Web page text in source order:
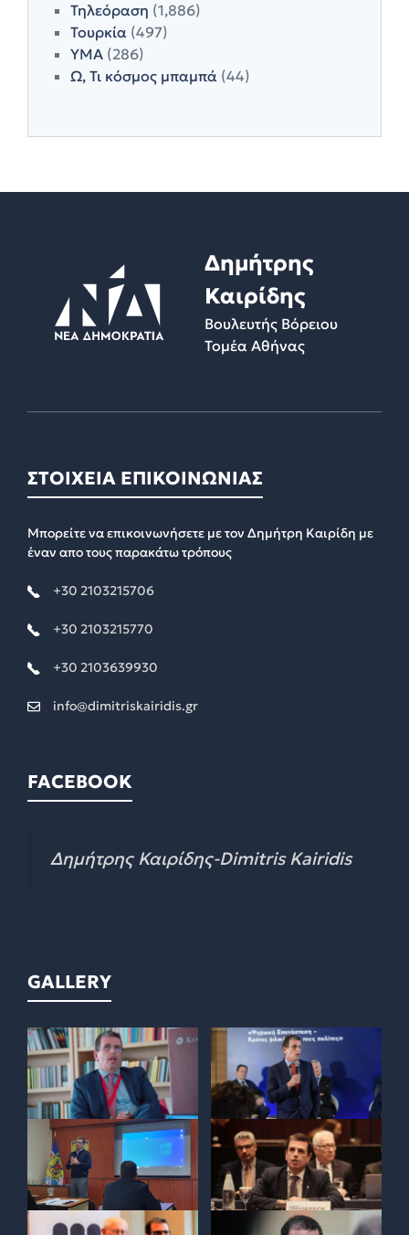
Τηλεόραση (1,886)
Τουρκία (497)
ΥΜΑ (286)
Ω, Τι κόσμος μπαμπά (44)
Δημήτρης
Καιρίδης
Βουλευτής Βόρειου
Τομέα Αθήνας
ΣΤΟΙΧΕΙΑ ΕΠΙΚΟΙΝΩΝΙΑΣ
Μπορείτε να επικοινωνήσετε με τον Δημήτρη Καιρίδη με
έναν απο τους παρακάτω τρόπους
+30 2103215706
+30 2103215770
+30 2103639930
info@dimitriskairidis.gr
FACEBOOK
Δημήτρης Καιρίδης-Dimitris Kairidis
GALLERY